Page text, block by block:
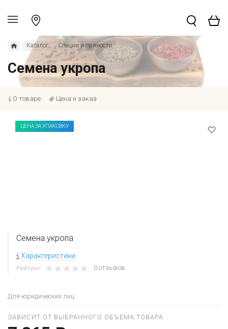
Каталог Специи и пряности
Семена укропа
О товаре Цена и заказ
ЦЕНА ЗА УПАКОВКУ
Семена укропа
Характеристики
Рейтинг: 0 отзывов
Для юридических лиц
ЗАВИСИТ ОТ ВЫБРАННОГО ОБЪЕМА ТОВАРА